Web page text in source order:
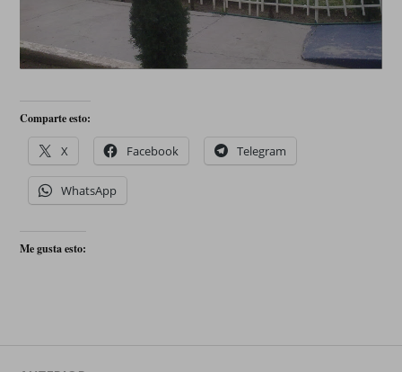
Comparte esto:
X Facebook Telegram
WhatsApp
Me gusta esto: